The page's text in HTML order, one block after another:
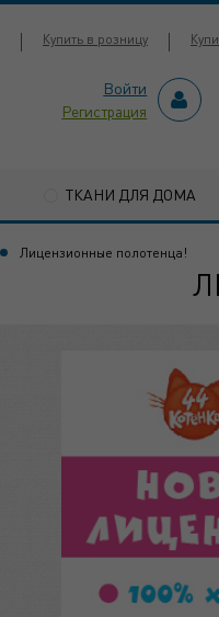
Купить в розницу
Войти
Регистрация
ТКАНИ ДЛЯ ДОМА
Лицензионные полотенца!